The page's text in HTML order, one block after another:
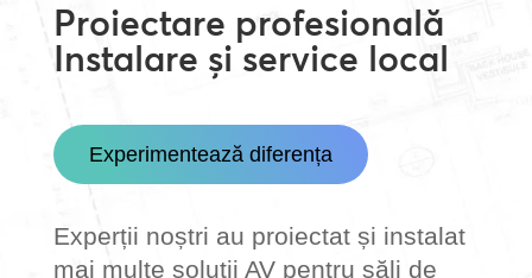
Proiectare profesională
Instalare și service local
Experimentează diferența
Experții noștri au proiectat și instalat
mai multe soluții AV pentru săli de